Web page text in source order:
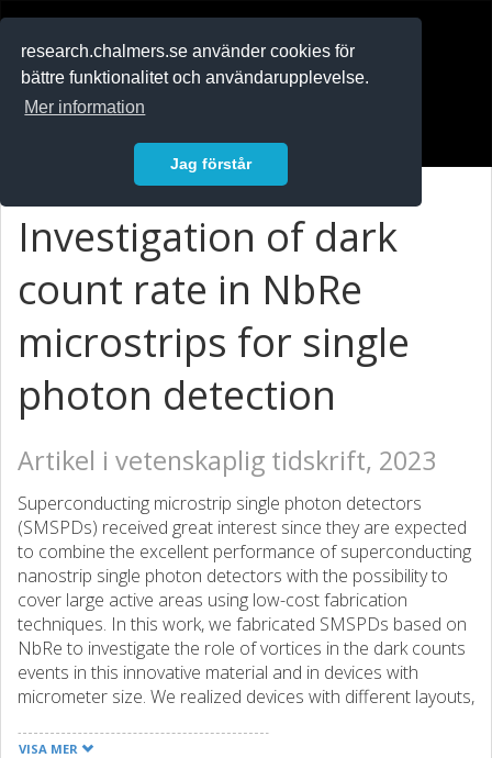
research.chalmers.se använder cookies för
bättre funktionalitet och användarupplevelse.
Mer information
Jag förstår
Investigation of dark
count rate in NbRe
microstrips for single
photon detection
Artikel i vetenskaplig tidskrift, 2023
Superconducting microstrip single photon detectors
(SMSPDs) received great interest since they are expected
to combine the excellent performance of superconducting
nanostrip single photon detectors with the possibility to
cover large active areas using low-cost fabrication
techniques. In this work, we fabricated SMSPDs based on
NbRe to investigate the role of vortices in the dark counts
events in this innovative material and in devices with
micrometer size. We realized devices with different layouts,
The energy barriers related to the motion of single vortices
VISA MER